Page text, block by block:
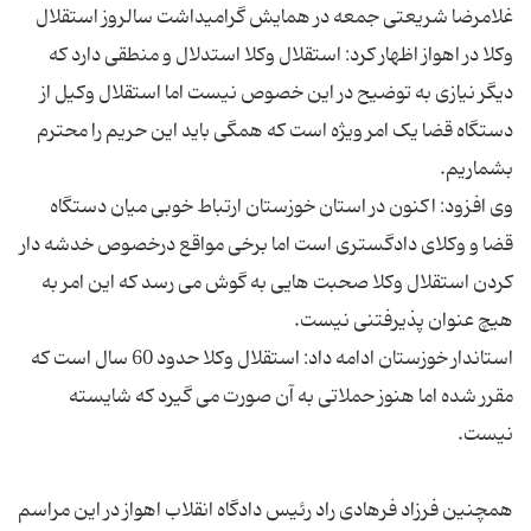
غلامرضا شریعتی جمعه در همایش گرامیداشت سالروز استقلال
وکلا در اهواز اظهار کرد: استقلال وکلا استدلال و منطقی دارد که
دیگر نیازی به توضیح در این خصوص نیست اما استقلال وکیل از
دستگاه قضا یک امر ویژه است که همگی باید این حریم را محترم
وی افزود: اکنون در استان خوزستان ارتباط خوبی میان دستگاه
قضا و وکلای دادگستری است اما برخی مواقع درخصوص خدشه دار
کردن استقلال وکلا صحبت هایی به گوش می رسد که این امر به
استاندار خوزستان ادامه داد: استقلال وکلا حدود 60 سال است که
مقرر شده اما هنوز حملاتی به آن صورت می گیرد که شایسته
همچنین فرزاد فرهادی راد رئیس دادگاه انقلاب اهواز در این مراسم